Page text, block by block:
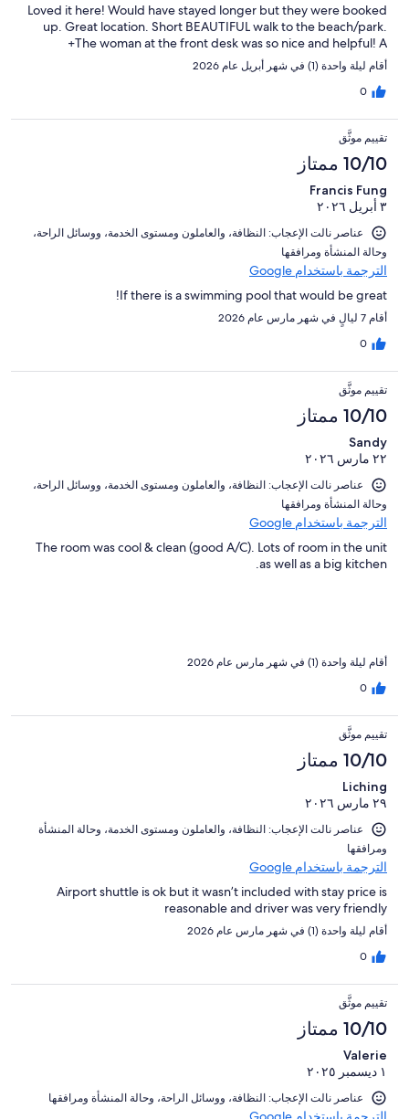
Loved it here! Would have stayed longer but they were booked
up. Great location. Short BEAUTIFUL walk to the beach/park.
The woman at the front desk was so nice and helpful! A+
أقام ليلة واحدة (1) في شهر أبريل عام 2026
0
تقييم موثَّق
10/10 ممتاز
Francis Fung
٣ أبريل ٢٠٢٦
عناصر نالت الإعجاب: ⁦النظافة⁩، و⁦العاملون ومستوى الخدمة⁩، و⁦وسائل الراحة⁩،
و⁦حالة المنشأة ومرافقها⁩
الترجمة باستخدام Google
If there is a swimming pool that would be great!
أقام 7 ليالٍ في شهر مارس عام 2026
0
تقييم موثَّق
10/10 ممتاز
Sandy
٢٢ مارس ٢٠٢٦
عناصر نالت الإعجاب: ⁦النظافة⁩، و⁦العاملون ومستوى الخدمة⁩، و⁦وسائل الراحة⁩،
و⁦حالة المنشأة ومرافقها⁩
الترجمة باستخدام Google
The room was cool & clean (good A/C). Lots of room in the unit
as well as a big kitchen.
أقام ليلة واحدة (1) في شهر مارس عام 2026
0
تقييم موثَّق
10/10 ممتاز
Liching
٢٩ مارس ٢٠٢٦
عناصر نالت الإعجاب: ⁦النظافة⁩، و⁦العاملون ومستوى الخدمة⁩، و⁦حالة المنشأة
ومرافقها⁩
الترجمة باستخدام Google
Airport shuttle is ok but it wasn’t included with stay price is
reasonable and driver was very friendly
أقام ليلة واحدة (1) في شهر مارس عام 2026
0
تقييم موثَّق
10/10 ممتاز
Valerie
١ ديسمبر ٢٠٢٥
عناصر نالت الإعجاب: ⁦النظافة⁩، و⁦وسائل الراحة⁩، و⁦حالة المنشأة ومرافقها⁩